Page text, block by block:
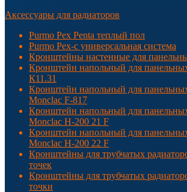
Аксессуары для радиаторов
Purmo Pex Penta теплый пол
Purmo Pex-c универсальная система
Кронштейны настенные для
Кронштейн напольный для
К11.31
Кронштейн напольный для
Monclac F-817
Кронштейн напольный для
Monclac H-200 21 F
Кронштейн напольный для
Monclac H-200 22 F
Кронштейны для трубчатых
точек
Кронштейны для трубчатых
точки